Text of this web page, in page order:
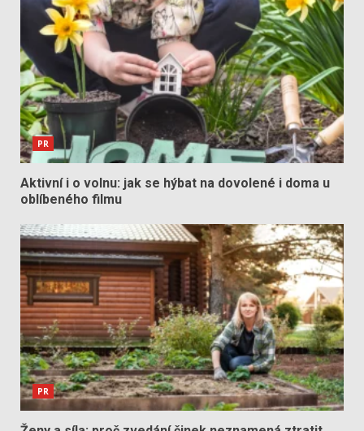
PR
Aktivní i o volnu: jak se hýbat na dovolené i doma u
oblíbeného filmu
PR